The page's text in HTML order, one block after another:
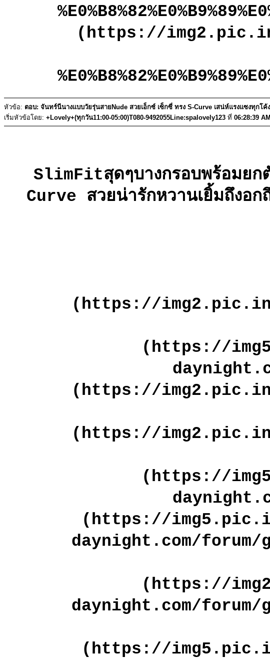
(https://
หัวข้อ: ตอบ: จันทร์นีนางแบบวัยรุ่นสายNude สวยเอ็กซ์ เซ็กซี่ ทรง S-Curve เสน่ห์แรงแซงทุกโค้
เริ่มหัวข้อโดย: +Lovely+(ทุกวัน11:00-05:00)T080-9492055Line:spalovely123 ที่ 06:28:39
SlimFitสุดๆบางกรอบพร้อมยก
Curve สวยน่ารักหวานเยิ้มถึงอ
(https://
(https://
(https://
(https://
(https://
(https://
daynight.com/forum/
(https://
daynight.com/forum/
(https://